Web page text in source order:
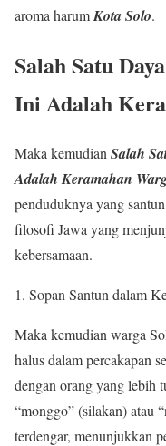
aroma harumKota Solo.
Salah Satu
Ini Adalah
Maka kemudian Salah
Adalah Keramahan
penduduknya yang
filosofi Jawa yang
kebersamaan.
Sopan Santun dalam
Maka kemudian warga
halus dalam percakapan
dengan orang yang lebih
“monggo” (silakan) atau
terdengar, menunjukkan